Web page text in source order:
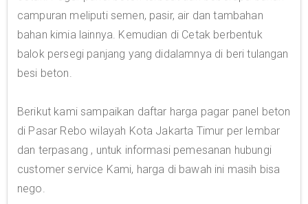
campuran meliputi semen, pasir, air dan tambahan
bahan kimia lainnya. Kemudian di Cetak berbentuk
balok persegi panjang yang didalamnya di beri tulangan
besi beton.
Berikut kami sampaikan daftar harga pagar panel beton
di Pasar Rebo wilayah Kota Jakarta Timur per lembar
dan terpasang , untuk informasi pemesanan hubungi
customer service Kami, harga di bawah ini masih bisa
nego.